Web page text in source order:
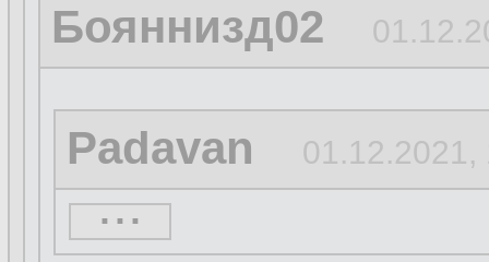
Бояннизд02
Padavan 01.12.2021,
......